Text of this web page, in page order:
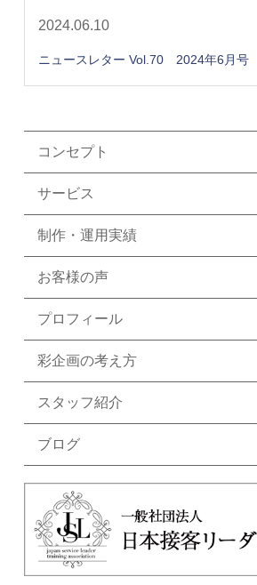
2024.06.10
ニュースレター Vol.70 2024年6月号
コンセプト
サービス
制作・運用実績
お客様の声
プロフィール
彩企画の考え方
スタッフ紹介
ブログ